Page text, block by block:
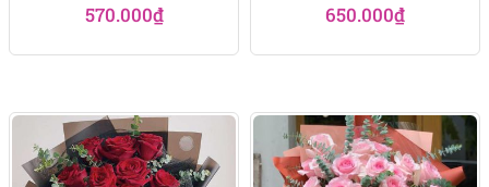
570.000₫ 650.000₫